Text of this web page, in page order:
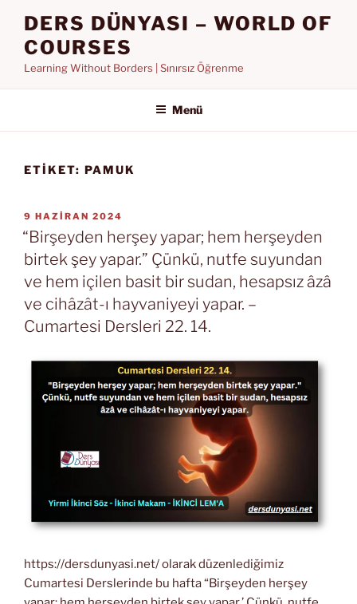
DERS DÜNYASI – WORLD OF
COURSES
Learning Without Borders | Sınırsız Öğrenme
Menü
ETIKET: PAMUK
YAYIM
TARIHI
9 HAZIRAN 2024
“Birşeyden herşey yapar; hem herşeyden
birtek şey yapar.” Çünkü, nutfe suyundan
ve hem içilen basit bir sudan, hesapsız âzâ
ve cihâzât-ı hayvaniyeyi yapar. –
Cumartesi Dersleri 22. 14.
https://dersdunyasi.net/ olarak düzenlediğimiz
Cumartesi Derslerinde bu hafta “Birşeyden herşey